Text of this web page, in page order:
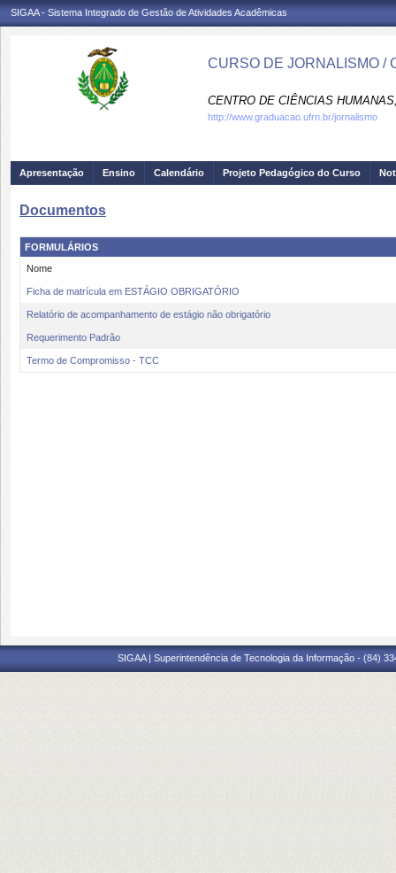
SIGAA - Sistema Integrado de Gestão de Atividades Acadêmicas
CURSO DE JORNALISMO /
CENTRO DE CIÊNCIAS
http://www.graduacao.ufrn.br/jornalismo
Apresentação Ensino Calendário Projeto Pedagógico do Curso
Documentos
FORMULÁRIOS
Nome
Ficha de matrícula em ESTÁGIO OBRIGATÓRIO
Relatório de acompanhamento de estágio não obrigatório
Requerimento Padrão
Termo de Compromisso - TCC
SIGAA | Superintendência de Tecnologia da Informação - (84)